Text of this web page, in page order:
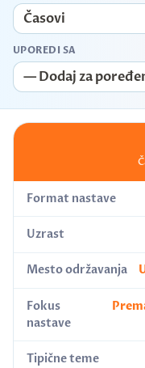
UPOREDI SA
Format nastave
Uzrast
Mesto održavanja
Fokus
nastave
Tipične teme